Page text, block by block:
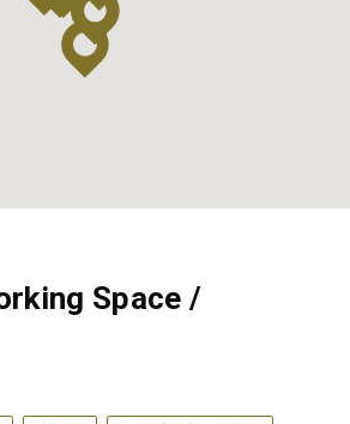
Space /